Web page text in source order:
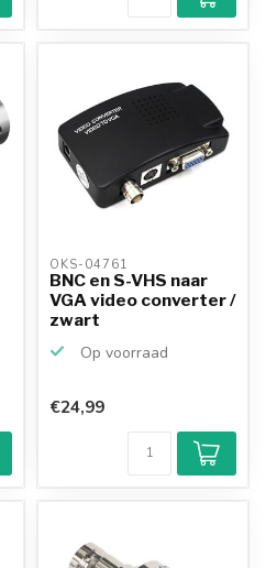
OKS-04761
BNC en S-VHS naar
VGA video converter /
zwart
Op voorraad
Klantenbeoordeling
9,2/10
Achteraf
betalen mogelijk
€24,99